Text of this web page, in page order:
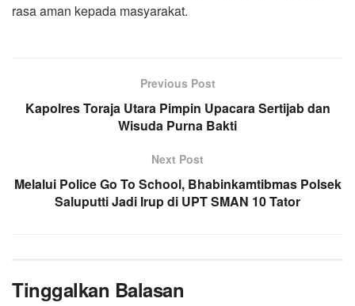
rasa aman kepada masyarakat.
Previous Post
Kapolres Toraja Utara Pimpin Upacara Sertijab dan
Wisuda Purna Bakti
Next Post
Melalui Police Go To School, Bhabinkamtibmas Polsek
Saluputti Jadi Irup di UPT SMAN 10 Tator
Tinggalkan Balasan